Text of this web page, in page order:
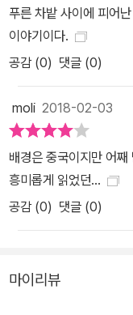
푸른 차밭 사이에 피어
이야기이다.
공감 (0) 댓글 (0)
moli 2018-02-03
배경은 중국이지만 어
흥미롭게 읽었던...
공감 (0) 댓글 (0)
마이리뷰